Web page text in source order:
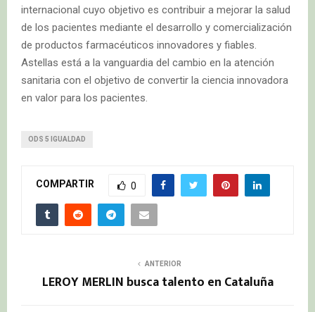
internacional cuyo objetivo es contribuir a mejorar la salud
de los pacientes mediante el desarrollo y comercialización
de productos farmacéuticos innovadores y fiables.
Astellas está a la vanguardia del cambio en la atención
sanitaria con el objetivo de convertir la ciencia innovadora
en valor para los pacientes.
ODS 5 IGUALDAD
COMPARTIR 0
ANTERIOR
LEROY MERLIN busca talento en Cataluña